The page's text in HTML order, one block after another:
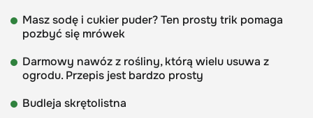
Masz sodę i cukier puder? Ten prosty trik pomaga
pozbyć się mrówek
Darmowy nawóz z rośliny, którą wielu usuwa z
ogrodu. Przepis jest bardzo prosty
Budleja skrętolistna